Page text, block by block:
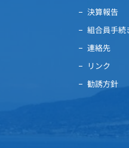
決算報告
組合員手続
連絡先
リンク
勧誘方針